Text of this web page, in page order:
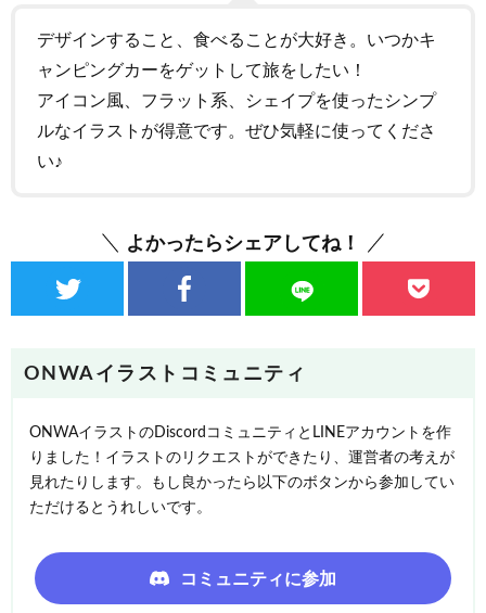
デザインすること、食べることが大好き。いつかキ
ャンピングカーをゲットして旅をしたい！
アイコン風、フラット系、シェイプを使ったシンプ
ルなイラストが得意です。ぜひ気軽に使ってくださ
い♪
よかったらシェアしてね！
ONWAイラストコミュニティ
ONWAイラストのDiscordコミュニティとLINEアカウントを作
りました！イラストのリクエストができたり、運営者の考えが
見れたりします。もし良かったら以下のボタンから参加してい
ただけるとうれしいです。
コミュニティに参加